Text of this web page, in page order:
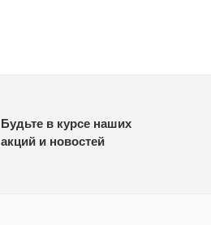
Будьте в курсе наших
акций и новостей